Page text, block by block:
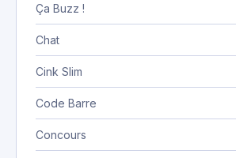
Ça Buzz !
Chat
Cink Slim
Code Barre
Concours